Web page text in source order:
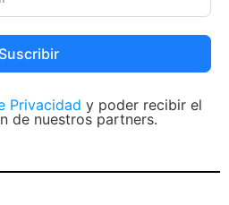
Suscribir
Privacidad y poder recibir el
de nuestros partners.